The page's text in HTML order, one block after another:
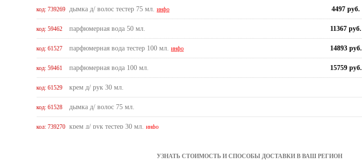
код: 739269 дымка д/ волос тестер 75 мл. инфо 4497 руб.
код: 59462 парфюмерная вода 50 мл. 11367 руб.
код: 61527 парфюмерная вода тестер 100 мл. инфо 14893 руб.
код: 59461 парфюмерная вода 100 мл. 15759 руб.
код: 61529 крем д/ рук 30 мл.
код: 61528 дымка д/ волос 75 мл.
код: 739270 крем д/ рук тестер 30 мл. инфо
УЗНАТЬ СТОИМОСТЬ И СПОСОБЫ ДОСТАВКИ В ВАШ РЕГИОН